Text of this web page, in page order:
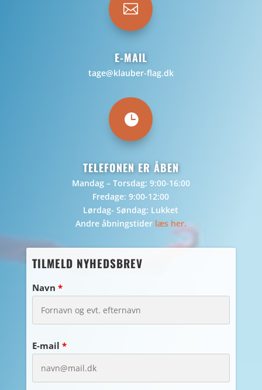

E-MAIL
tage@klauber-flag.dk

TELEFONEN ER ÅBEN
Mandag – Torsdag: 9:00-16:00
Fredage: 9:00-12:00
Lørdag- Søndag: Lukket
Andre åbningstider læs her.
TILMELD NYHEDSBREV
Navn *
E-mail *